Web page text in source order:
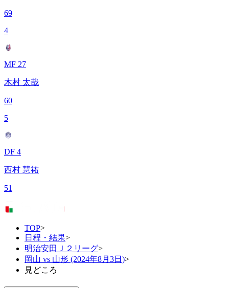
69
4
MF 27
木村 太哉
60
5
DF 4
西村 慧祐
51
TOP>
日程・結果>
明治安田Ｊ２リーグ>
岡山 vs 山形 (2024年8月3日)>
見どころ